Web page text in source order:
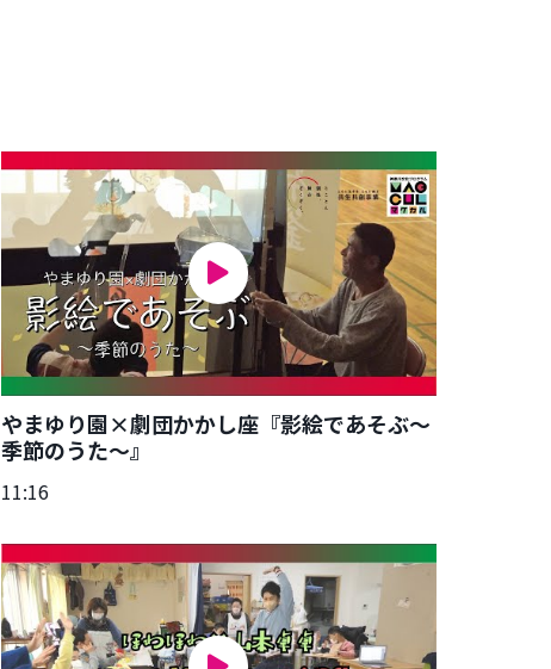
やまゆり園×劇団かかし座『影絵であそぶ～
季節のうた～』
11:16